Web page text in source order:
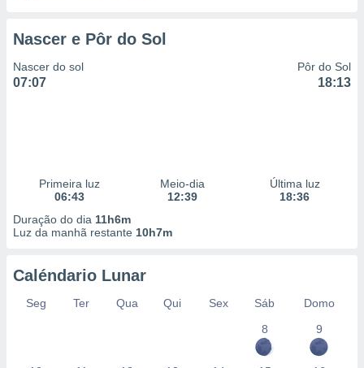
Nascer e Pôr do Sol
Nascer do sol
07:07
Pôr do Sol
18:13
Primeira luz
06:43
Meio-dia
12:39
Última luz
18:36
Duração do dia 11h6m
Luz da manhã restante 10h7m
Caléndario Lunar
Seg Ter Qua Qui Sex Sáb
Domo
8
9